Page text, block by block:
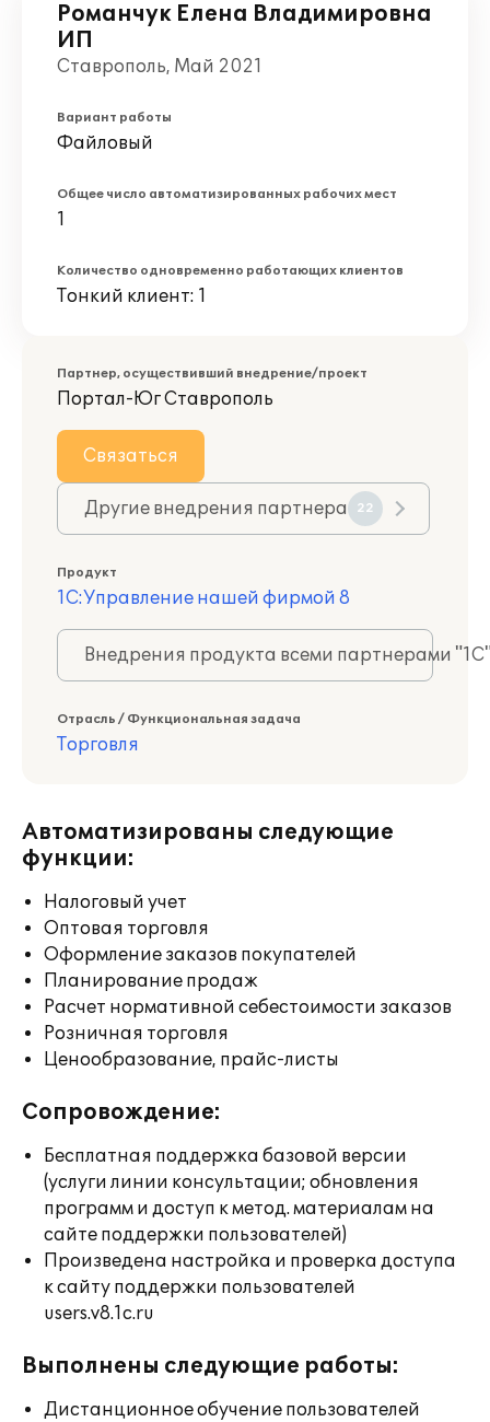
Романчук Елена Владимировна
ИП
Ставрополь, Май 2021
Вариант работы
Файловый
Общее число автоматизированных рабочих мест
1
Количество одновременно работающих клиентов
Тонкий клиент: 1
Партнер, осуществивший внедрение/проект
Портал-Юг Ставрополь
Связаться
Другие внедрения партнера 22
Продукт
1С:Управление нашей фирмой 8
Внедрения продукта всеми партнерами
Отрасль / Функциональная задача
Торговля
Автоматизированы следующие
функции:
Налоговый учет
Оптовая торговля
Оформление заказов покупателей
Планирование продаж
Расчет нормативной себестоимости заказов
Розничная торговля
Ценообразование, прайс-листы
Сопровождение:
Бесплатная поддержка базовой версии
(услуги линии консультации; обновления
программ и доступ к метод. материалам на
сайте поддержки пользователей)
Произведена настройка и проверка доступа
к сайту поддержки пользователей
users.v8.1c.ru
Выполнены следующие работы:
Дистанционное обучение пользователей